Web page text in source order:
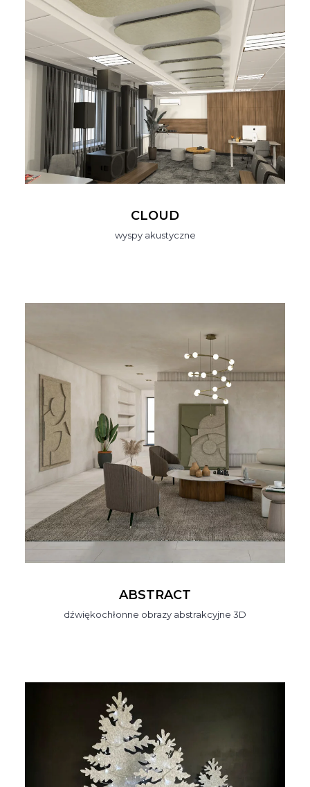
CLOUD
wyspy akustyczne
ABSTRACT
dźwiękochłonne obrazy abstrakcyjne 3D